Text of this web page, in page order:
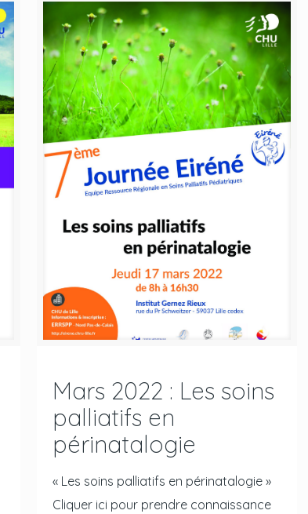
Mars 2022 : Les soins
palliatifs en
périnatalogie
« Les soins palliatifs en périnatalogie »
Cliquer ici pour prendre connaissance